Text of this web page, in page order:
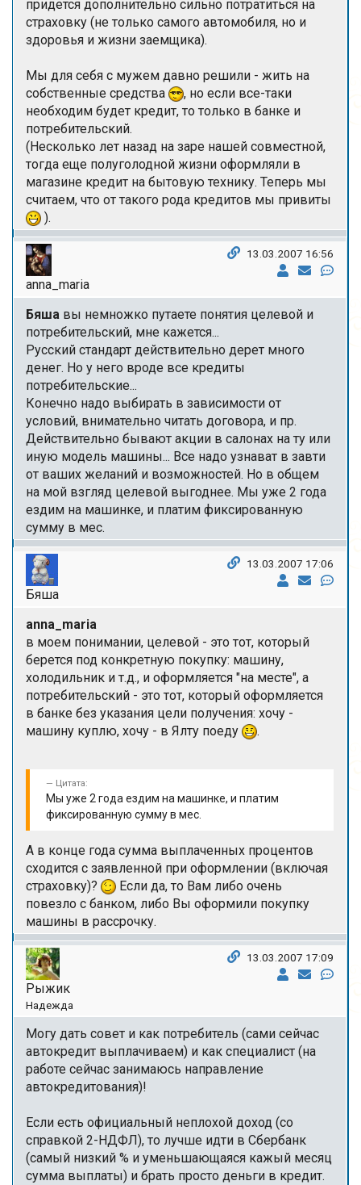
придется дополнительно сильно потратиться на
страховку (не только самого автомобиля, но и
здоровья и жизни заемщика).
Мы для себя с мужем давно решили - жить на
собственные средства
, но если все-таки
необходим будет кредит, то только в банке и
потребительский.
(Несколько лет назад на заре нашей совместной,
тогда еще полуголодной жизни оформляли в
магазине кредит на бытовую технику. Теперь мы
считаем, что от такого рода кредитов мы привиты
).
anna_maria
13.03.2007 16:56
Бяша вы немножко путаете понятия целевой и
потребительский, мне кажется...
Русский стандарт действительно дерет много
денег. Но у него вроде все кредиты
потребительские...
Конечно надо выбирать в зависимости от
условий, внимательно читать договора, и пр.
Действительно бывают акции в салонах на ту или
иную модель машины... Все надо узнават в завти
от ваших желаний и возможностей. Но в общем
на мой взгляд целевой выгоднее. Мы уже 2 года
ездим на машинке, и платим фиксированную
сумму в мес.
Бяша
13.03.2007 17:06
anna_maria
в моем понимании, целевой - это тот, который
берется под конкретную покупку: машину,
холодильник и т.д., и оформляется "на месте", а
потребительский - это тот, который оформляется
в банке без указания цели получения: хочу -
машину куплю, хочу - в Ялту поеду
.
Цитата:
Мы уже 2 года ездим на машинке, и платим
фиксированную сумму в мес.
А в конце года сумма выплаченных процентов
сходится с заявленной при оформлении (включая
страховку)?
Если да, то Вам либо очень
повезло с банком, либо Вы оформили покупку
машины в рассрочку.
Рыжик
Надежда
13.03.2007 17:09
Могу дать совет и как потребитель (сами сейчас
автокредит выплачиваем) и как специалист (на
работе сейчас занимаюсь направление
автокредитования)!
Если есть официальный неплохой доход (со
справкой 2-НДФЛ), то лучше идти в Сбербанк
(самый низкий % и уменьшающаяся кажый месяц
сумма выплаты) и брать просто деньги в кредит.